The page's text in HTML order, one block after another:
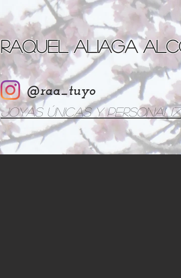
Raquel Aliaga
@raa_tuyo
Joyas únicas y